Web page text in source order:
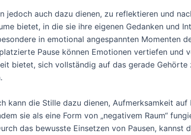
jedoch auch dazu dienen, zu reflektieren und
bietet, in die sie ihre eigenen Gedanken und
in emotional angespannten Momenten
Pause können Emotionen vertiefen und
bietet, sich vollständig auf das gerade
kann die Stille dazu dienen, Aufmerksamkeit
sie als eine Form von „negativem Raum“
das bewusste Einsetzen von Pausen, kannst